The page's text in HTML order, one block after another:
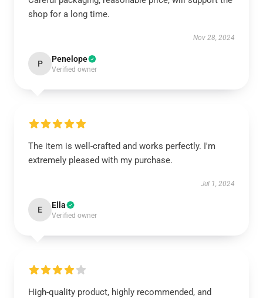
shop for a long time.
Nov 28, 2024
P Penelope
Verified owner
The item is well-crafted and works perfectly. I'm
extremely pleased with my purchase.
Jul 1, 2024
E Ella
Verified owner
High-quality product, highly recommended, and